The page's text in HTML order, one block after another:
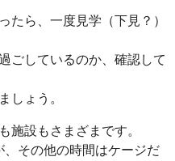
たら、一度見学（下見？）
ごしているのか、確認して
しょう。
施設もさまざまです。
その他の時間はケージだ